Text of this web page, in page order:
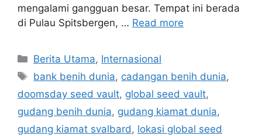
mengalami gangguan besar. Tempat ini berada
di Pulau Spitsbergen, … Read more
C
a
e
g
o
Berita Utama, Internasional
T
s
bank benih dunia, cadangan benih dunia,
doomsday seed vault, global seed vault,
gudang benih dunia, gudang kiamat dunia,
gudang kiamat svalbard , lokasi global seed